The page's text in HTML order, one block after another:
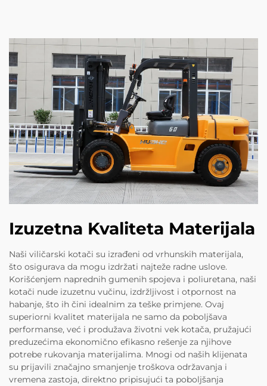
Izuzetna Kvaliteta Materijala
Naši viličarski kotači su izrađeni od vrhunskih materijala,
što osigurava da mogu izdržati najteže radne uslove.
Korišćenjem naprednih gumenih spojeva i poliuretana, naši
kotači nude izuzetnu vučinu, izdržljivost i otpornost na
habanje, što ih čini idealnim za teške primjene. Ovaj
superiorni kvalitet materijala ne samo da poboljšava
performanse, već i produžava životni vek kotača, pružajući
preduzećima ekonomično efikasno rešenje za njihove
potrebe rukovanja materijalima. Mnogi od naših klijenata
su prijavili značajno smanjenje troškova održavanja i
vremena zastoja, direktno pripisujući ta poboljšanja